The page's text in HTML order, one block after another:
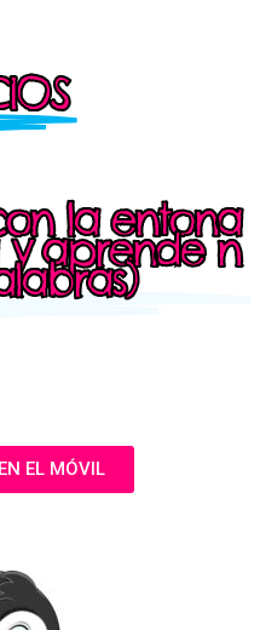
la entona
aprende n
EL MÓVIL